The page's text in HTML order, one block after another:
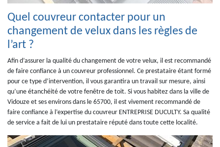
Quel couvreur contacter pour un
changement de velux dans les règles de
l’art ?
Afin d’assurer la qualité du changement de votre velux, il est recommandé
de faire confiance à un couvreur professionnel. Ce prestataire étant formé
pour ce type d’intervention, il vous garantira un travail sur mesure, ainsi
qu’une étanchéité de votre fenêtre de toit. Si vous habitez dans la ville de
Vidouze et ses environs dans le 65700, il est vivement recommandé de
faire confiance à l’expertise du couvreur ENTREPRISE DUCULTY. Sa qualité
de service a fait de lui un prestataire réputé dans toute cette localité.